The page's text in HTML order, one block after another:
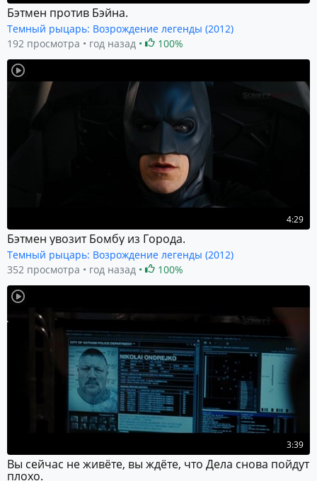
Бэтмен против Бэйна.
Темный рыцарь: Возрождение легенды (2012)
192 просмотра
год назад 100%
4:29
Бэтмен увозит Бомбу из Города.
Темный рыцарь: Возрождение легенды (2012)
352 просмотра
год назад 100%
3:39
Вы сейчас не живёте, вы ждёте, что Дела снова пойдут
плохо.